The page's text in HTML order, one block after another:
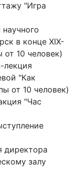
"Игра
в конце XIX-
от 10 человек)
лекция
"Как
от 10 человек)
"Час
директора
залу